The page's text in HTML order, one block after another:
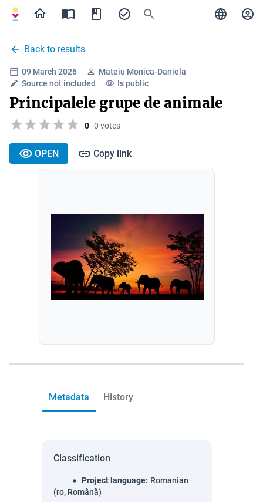
Back to results
09 March 2026
Mateiu Monica-Daniela
Source not included
Is public
Principalele grupe de animale
0 0 votes
OPEN Copy link
Metadata History
Classification
Project language: Romanian
(ro, Română)